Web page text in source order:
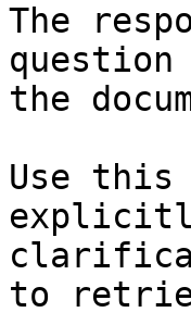
The
question
the
Use this